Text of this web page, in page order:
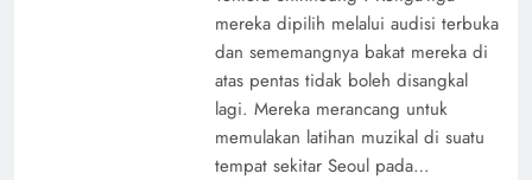
mereka dipilih melalui audisi terbuka
dan sememangnya bakat mereka di
atas pentas tidak boleh disangkal
lagi. Mereka merancang untuk
memulakan latihan muzikal di suatu
tempat sekitar Seoul pada…